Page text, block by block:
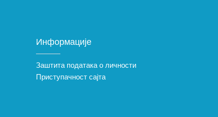
Информације
Заштита података о личности
Приступачност сајта